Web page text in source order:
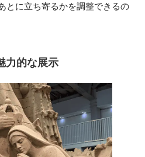
とに立ち寄るかを調整できるの
力的な展示